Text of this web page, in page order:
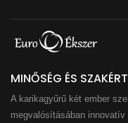
MINŐSÉG ÉS
A karikagyűrű két ember
megvalósításában